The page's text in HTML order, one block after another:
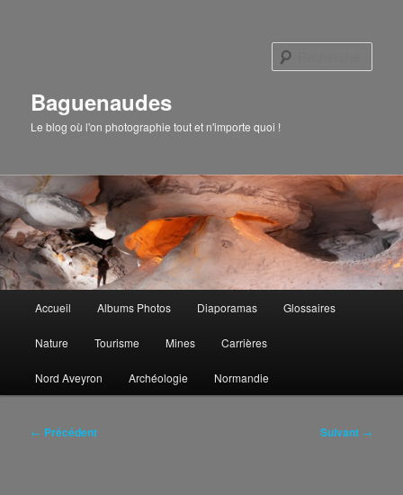
Baguenaudes
Le blog où l'on photographie tout et n'importe quoi !
Accueil Albums Photos Diaporamas Glossaires
Nature Tourisme Mines Carrières
Nord Aveyron Archéologie Normandie
Navigation
← Précédent Suivant →